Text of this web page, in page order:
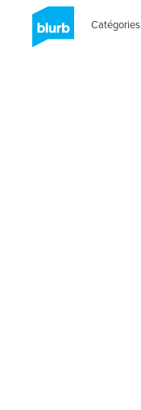
Catégories